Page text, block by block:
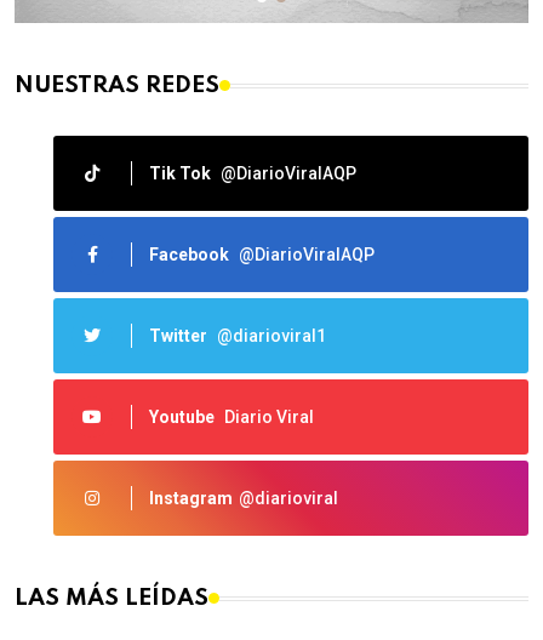
NUESTRAS REDES
Tik Tok @DiarioViralAQP
Facebook @DiarioViralAQP
Twitter @diarioviral1
Youtube Diario Viral
Instagram @diarioviral
LAS MÁS LEÍDAS